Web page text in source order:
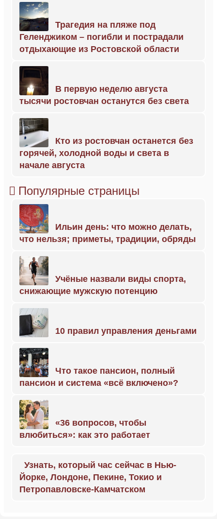
Трагедия на пляже под
Геленджиком – погибли и пострадали
отдыхающие из Ростовской области
В первую неделю августа
тысячи ростовчан останутся без света
Кто из ростовчан останется без
горячей, холодной воды и света в
начале августа
Популярные страницы
Ильин день: что можно делать,
что нельзя; приметы, традиции, обряды
Учёные назвали виды спорта,
снижающие мужскую потенцию
10 правил управления деньгами
Что такое пансион, полный
пансион и система «всё включено»?
«36 вопросов, чтобы
влюбиться»: как это работает
Узнать, который час сейчас в Нью-
Йорке, Лондоне, Пекине, Токио и
Петропавловске-Камчатском